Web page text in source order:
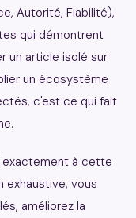
Autorité, Fiabilité),
qui démontrent
un article isolé sur
un écosystème
c'est ce qui fait
exactement à cette
exhaustive, vous
améliorez la